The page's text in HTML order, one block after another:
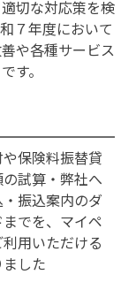
切な対応策を検
７年度において
や各種サービス
す。
保険料振替貸
試算・弊社へ
振込案内のダ
でを、マイペ
用いただける
した